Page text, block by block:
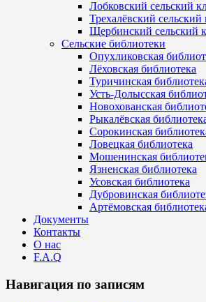
Лобковский сельский
Трехалёвский сельский
Щербинский сельский
Сельские библиотеки
Опухликовская
Лёховская библиотека
Туричинская
Усть-Долысская
Новохованская
Рыкалёвская
Сорокинская
Ловецкая библиотека
Мошенинская
Язненская библиотека
Усовская библиотека
Дубровинская
Артёмовская
Документы
Контакты
О нас
F.A.Q
Навигация по записям